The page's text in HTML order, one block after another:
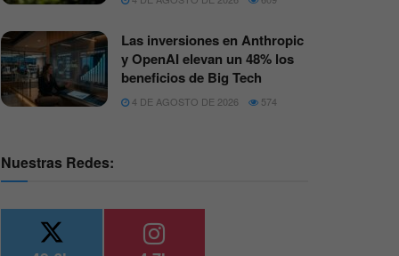
Las inversiones en Anthropic
y OpenAI elevan un 48% los
beneficios de Big Tech
4 DE AGOSTO DE 2026 574
Nuestras Redes: